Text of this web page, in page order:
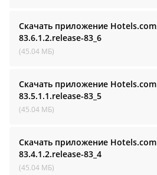
Скачать приложение Hotels.com
83.6.1.2.release-83_6
(45.04 МБ)
Скачать приложение Hotels.com
83.5.1.1.release-83_5
(45.04 МБ)
Скачать приложение Hotels.com
83.4.1.2.release-83_4
(45.04 МБ)